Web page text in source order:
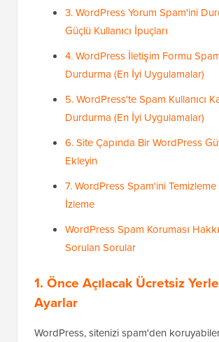
3. WordPress Yorum Spam'ini
Güçlü Kullanıcı İpuçları
4. WordPress İletişim Formu
Durdurma (En İyi Uygulamalar)
5. WordPress'te Spam Kullanıcı
Durdurma (En İyi Uygulamalar)
6. Site Çapında Bir WordPress
Ekleyin
7. WordPress Spam'ini
İzleme
WordPress Spam Koruması
Sorulan Sorular
1. Önce Açılacak Ücretsiz
Ayarlar
WordPress, sitenizi spam'den